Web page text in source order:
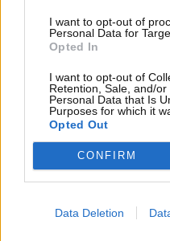
I want to opt-out of
Personal Data for
Opted In
I want to opt-out of
Retention, Sale, and/
Personal Data that Is
Purposes for which it
Opted Out
CONFIRM
Data Deletion
Vale una fortuna! –
dotato di doppio